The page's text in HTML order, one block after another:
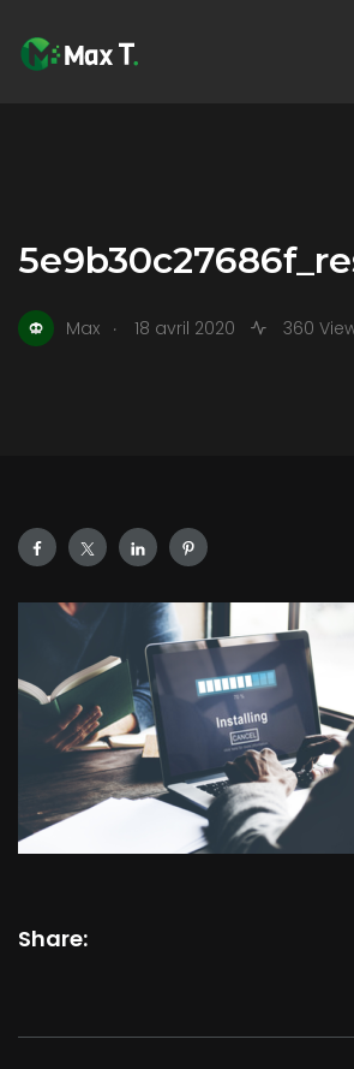
Max . 18 avril 2020 360
Share: